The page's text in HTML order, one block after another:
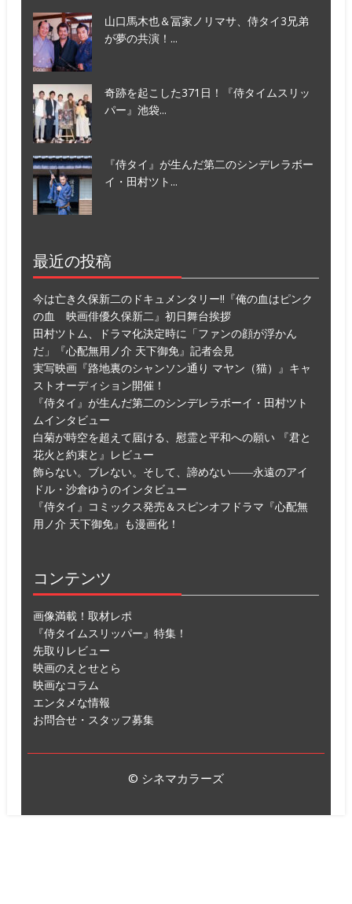
山口馬木也＆冨家ノリマサ、侍タイ3兄弟
が夢の共演！...
奇跡を起こした371日！『侍タイムスリッ
パー』池袋...
『侍タイ』が生んだ第二のシンデレラボー
イ・田村ツト...
最近の投稿
今は亡き久保新二のドキュメンタリー!!『俺の血はピンク
の血 映画俳優久保新二』初日舞台挨拶
田村ツトム、ドラマ化決定時に「ファンの顔が浮かん
だ」『心配無用ノ介 天下御免』記者会見
実写映画『路地裏のシャンソン通り マヤン（猫）』キャ
ストオーディション開催！
『侍タイ』が生んだ第二のシンデレラボーイ・田村ツト
ムインタビュー
白菊が時空を超えて届ける、慰霊と平和への願い 『君と
花火と約束と』レビュー
飾らない。ブレない。そして、諦めない――永遠のアイ
ドル・沙倉ゆうのインタビュー
『侍タイ』コミックス発売＆スピンオフドラマ『心配無
用ノ介 天下御免』も漫画化！
コンテンツ
画像満載！取材レポ
『侍タイムスリッパー』特集！
先取りレビュー
映画のえとせとら
映画なコラム
エンタメな情報
お問合せ・スタッフ募集
© シネマカラーズ